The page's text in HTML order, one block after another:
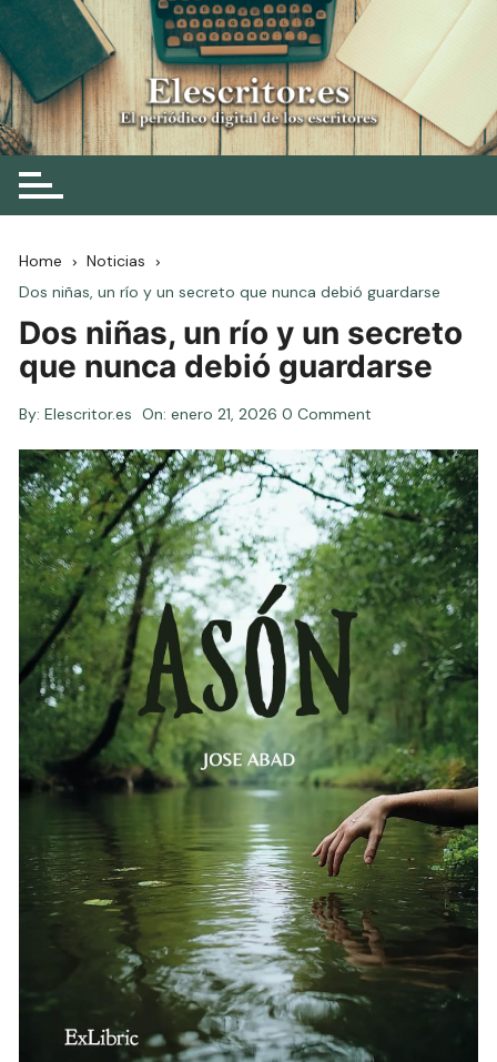
Skip
to
content
Elescritor.es
El periódico digital de los escritores
Home
Noticias
Dos niñas, un río y un secreto que nunca debió guardarse
Dos niñas, un río y un secreto
que nunca debió guardarse
By: Elescritor.es On:enero 21, 2026 0 Comment